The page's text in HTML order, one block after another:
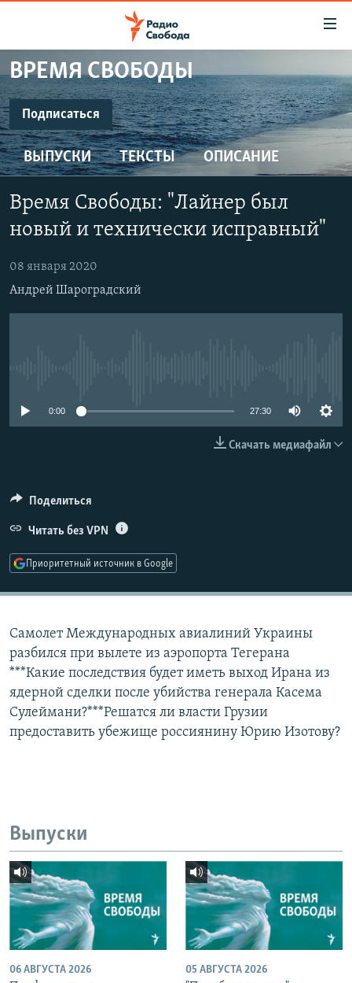
упрощенного
доступа
Вернуться
к
основному
содержанию
Вернутся
главной
Вернутся
поиску
ПРОГРАММЫ
ПОДКАСТЫ
АВТОРСКИЕ ПРОЕКТЫ
ЦИТАТЫ СВОБОДЫ
МНЕНИЯ
КУЛЬТУРА
КАВКАЗ.РЕАЛИИ
СЕВЕР.РЕАЛИИ
ВРЕМЯ СВОБОДЫ
Подписаться
ПОДПИСАТЬСЯ
SoundCloud
CastBox
YouTube
ВЫПУСКИ ТЕКСТЫ ОПИСАНИЕ
Время Свободы: "Лайнер был
новый и технически исправный"
08 января 2020
Андрей Шароградский
0:00 27:30
Скачать медиафайл
Поделиться
Читать без VPN
Приоритетный источник в Google
Самолет Международных авиалиний Украины
разбился при вылете из аэропорта Тегерана
***Какие последствия будет иметь выход Ирана из
ядерной сделки после убийства генерала Касема
Сулеймани?***Решатся ли власти Грузии
предоставить убежище россиянину Юрию Изотову?
Выпуски
06 АВГУСТА 2026 05 АВГУСТА 2026